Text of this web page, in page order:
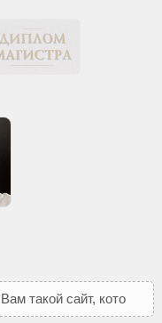
Вам такой сайт,